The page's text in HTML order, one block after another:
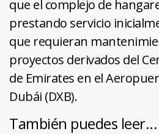
que el complejo de
prestando servicio
que requieran
proyectos derivados del
de Emirates en el
Dubái (DXB).
También puedes leer...